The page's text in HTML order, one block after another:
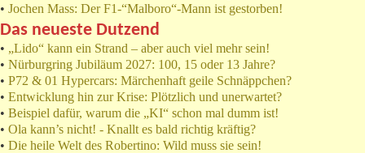
• Jochen Mass: Der F1-“Malboro“-Mann ist gestorben!
Das neueste Dutzend
• „Lido“ kann ein Strand – aber auch viel mehr sein!
• Nürburgring Jubiläum 2027: 100, 15 oder 13 Jahre?
• P72 & 01 Hypercars: Märchenhaft geile Schnäppchen?
• Entwicklung hin zur Krise: Plötzlich und unerwartet?
• Beispiel dafür, warum die „KI“ schon mal dumm ist!
• Ola kann’s nicht! - Knallt es bald richtig kräftig?
• Die heile Welt des Robertino: Wild muss sie sein!